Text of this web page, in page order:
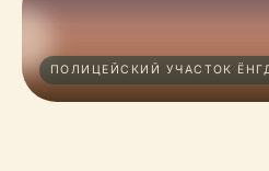
ПОЛИЦЕЙСКИЙ УЧАСТОК